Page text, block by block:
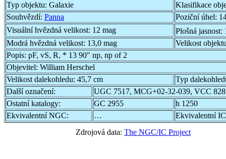
Typ objektu: Galaxie
Klasifikace
Souhvězdí: Panna Poziční úhel:
Visuální hvězdná velikost: 12 mag Plošná jasnost:
Modrá hvězdná velikost: 13,0 mag
Velikost
Popis: pF, vS, R, * 13 90" np, np of 2
Objevitel: William Herschel
Velikost dalekohledu: 45,7 cm
Typ
Další označení:
UGC 7517, MCG+02-32-039, VCC
Ostatní katalogy:
GC 2955
h 1250
Ekvivalentní NGC:
…
Ekvivalentní
Zdrojová data: The NGC/IC Project